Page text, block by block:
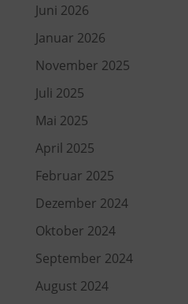
Juni 2026
Januar 2026
November 2025
Juli 2025
Mai 2025
April 2025
Februar 2025
Dezember 2024
Oktober 2024
September 2024
August 2024